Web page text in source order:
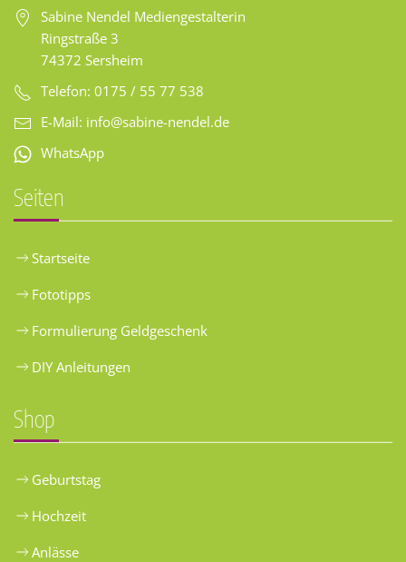
Sabine Nendel Mediengestalterin
Ringstraße 3
74372 Sersheim
Telefon: 0175 / 55 77 538
E-Mail: info@sabine-nendel.de
WhatsApp
Seiten
Startseite
Fototipps
Formulierung Geldgeschenk
DIY Anleitungen
Shop
Geburtstag
Hochzeit
Anlässe